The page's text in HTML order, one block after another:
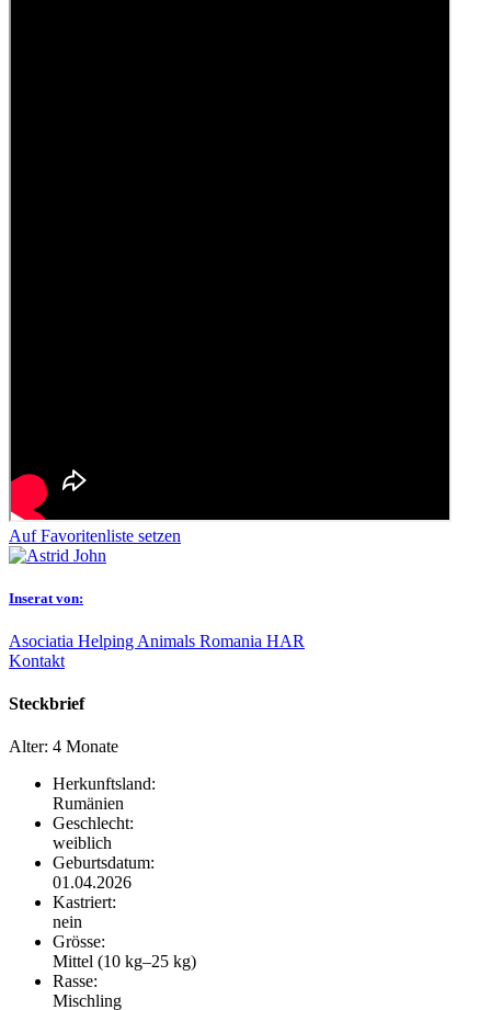
Auf Favoritenliste setzen
Inserat von:
Asociatia Helping Animals Romania HAR
Kontakt
Steckbrief
Alter: 4 Monate
Herkunftsland:
Rumänien
Geschlecht:
weiblich
Geburtsdatum:
01.04.2026
Kastriert:
nein
Grösse:
Mittel (10 kg–25 kg)
Rasse:
Mischling